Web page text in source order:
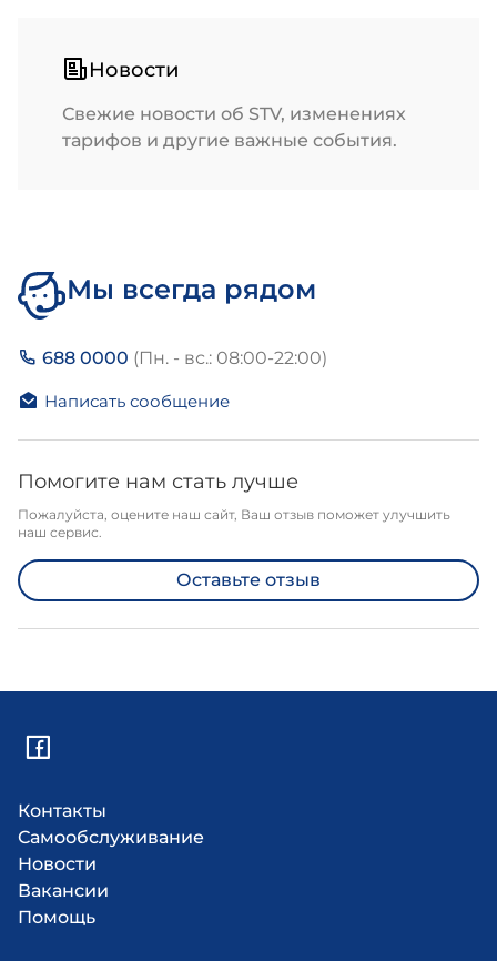
Новости
Свежие новости об STV, изменениях
тарифов и другие важные события.
Мы всегда рядом
688 0000 (Пн. - вс.: 08:00-22:00)
Написать сообщение
Помогите нам стать лучше
Пожалуйста, оцените наш сайт, Ваш отзыв поможет улучшить
наш сервис.
Оставьте отзыв
Контакты
Самообслуживание
Новости
Вакансии
Помощь